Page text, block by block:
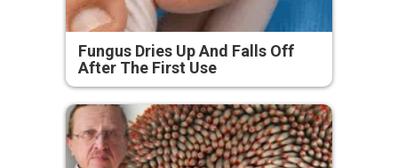
Fungus Dries Up And Falls Off
After The First Use